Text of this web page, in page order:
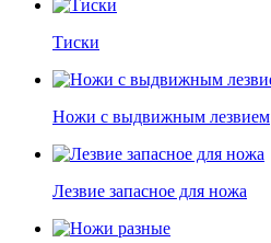
Тиски
Ножи с выдвижным лезвием
Лезвие запасное для ножа